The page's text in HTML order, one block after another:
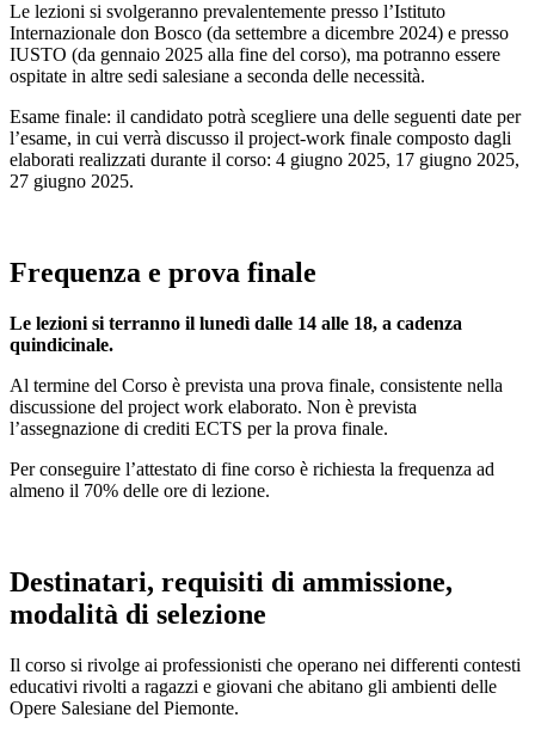
Le lezioni si svolgeranno prevalentemente presso l’Istituto
Internazionale don Bosco (da settembre a dicembre 2024) e presso
IUSTO (da gennaio 2025 alla fine del corso), ma potranno essere
ospitate in altre sedi salesiane a seconda delle necessità.
Esame finale: il candidato potrà scegliere una delle seguenti date per
l’esame, in cui verrà discusso il project-work finale composto dagli
elaborati realizzati durante il corso: 4 giugno 2025, 17 giugno 2025,
27 giugno 2025.
Frequenza e prova finale
Le lezioni si terranno il lunedì dalle 14 alle 18, a cadenza
quindicinale.
Al termine del Corso è prevista una prova finale, consistente nella
discussione del project work elaborato. Non è prevista
l’assegnazione di crediti ECTS per la prova finale.
Per conseguire l’attestato di fine corso è richiesta la frequenza ad
almeno il 70% delle ore di lezione.
Destinatari, requisiti di ammissione,
modalità di selezione
Il corso si rivolge ai professionisti che operano nei differenti contesti
educativi rivolti a ragazzi e giovani che abitano gli ambienti delle
Opere Salesiane del Piemonte.